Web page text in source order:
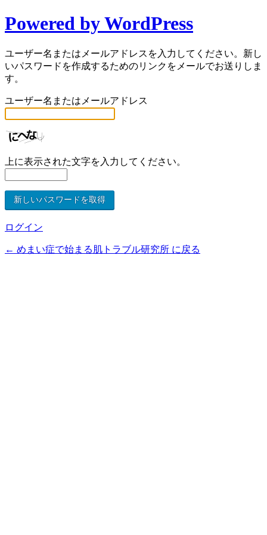
Powered by WordPress
ユーザー名またはメールアドレスを入力してください。新し
いパスワードを作成するためのリンクをメールでお送りしま
す。
ユーザー名またはメールアドレス
上に表示された文字を入力してください。
ログイン
← めまい症で始まる肌トラブル研究所 に戻る